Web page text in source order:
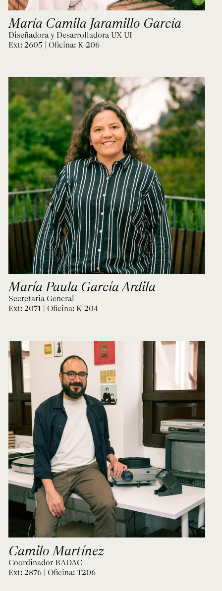
María Camila Jaramillo García
Diseñadora y Desarrolladora UX UI
Ext: 2605 | Oficina: K-206
María Paula García Ardila
Secretaria General
Ext: 2071 | Oficina: K-204
Camilo Martínez
Coordinador BADAC
Ext: 2876 | Oficina: T206